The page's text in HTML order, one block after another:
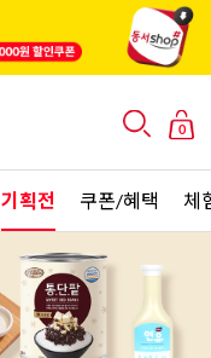
0
기획전 쿠폰/혜택 체